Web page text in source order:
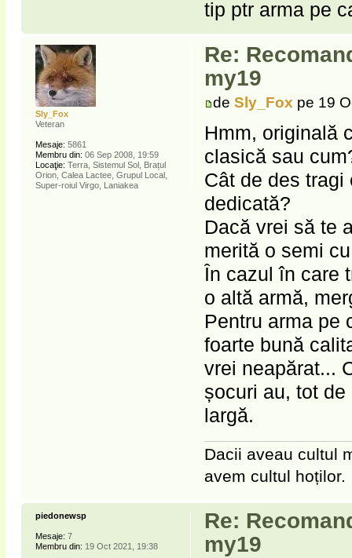
tip ptr arma pe
Re:
my19
deSly_Fox pe 19
Hmm, originală
clasică sau
Cât de des
dedicată?
Dacă vrei să te
merită o semi
În cazul în care
o altă armă,
Pentru arma pe
foarte bună
vrei neapărat...
șocuri au, tot
largă.
Dacii aveau cultul
avem cultul hoților.
Sly_Fox
Veteran
Mesaje: 5861
Membru din: 06 Sep 2008, 19:59
Locaţie: Terra, Sistemul Sol, Brațul
Orion, Calea Lactee, Grupul Local,
Super-roiul Virgo, Laniakea
Re:
my19
piedonewsp
Mesaje: 7
Membru din: 19 Oct 2021, 19:38